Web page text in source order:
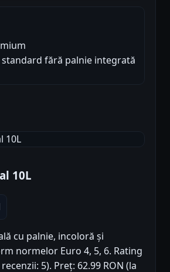
standard fără palnie integrată
10L
cu palnie, incoloră și
normelor Euro 4, 5, 6. Rating
5). Preț: 62.99 RON (la